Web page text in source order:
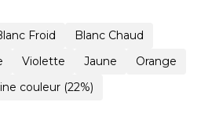
Froid
Blanc Chaud
Violette Jaune
Orange
couleur (22%)